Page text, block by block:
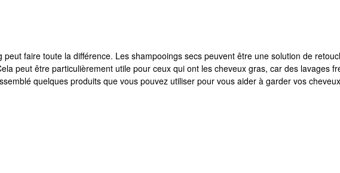
faire toute la différence. Les shampooings secs peuvent être une solution de
peut être particulièrement utile pour ceux qui ont les cheveux gras, car des lavages
quelques produits que vous pouvez utiliser pour vous aider à garder vos